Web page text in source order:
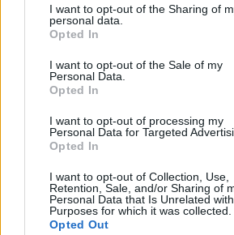
not limited to your visit or usage
grant or deny consent to Google and its
use your data for below specified
consent section.
I want to opt-out of the Sharing of
personal data.
Opted In
I want to opt-out of the Sale of my
Personal Data.
Opted In
I want to opt-out of processing my
Personal Data for Targeted
Opted In
I want to opt-out of Collection, Use,
Retention, Sale, and/or Sharing of
Personal Data that Is Unrelated
Purposes for which it was collected.
Opted Out
erődemonstrációként
Putyin pedig nem kockáztatja
Guardian
Az orosz elnök ehelyett inkább
reménykedik, hogy elnyerheti a